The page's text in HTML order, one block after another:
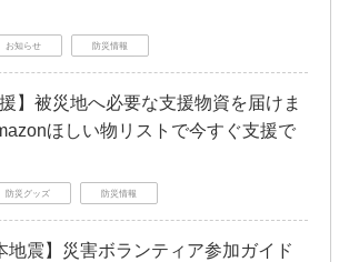
お知らせ 防災情報
】被災地へ必要な支援物資を届けま
ほしい物リストで今すぐ支援で
防災グッズ 防災情報
地震】災害ボランティア参加ガイド